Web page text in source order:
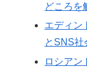
どころを
エディン
とSNS社
ロシアン